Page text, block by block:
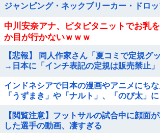
ジャンピング・ネックブリーカー・ドロ
中川安奈アナ、ピタピタニットでお乳
か目が行かないｗｗｗ
【悲報】 同人作家さん「夏コミで定規グ
→日本に「インチ表記の定規は販売禁止
インドネシアで日本の漫画やアニメにち
「うずまき」や「ナルト」、「のび太」
【閲覧注意】フットサルの試合中に顔面
した選手の動画、凄すぎる